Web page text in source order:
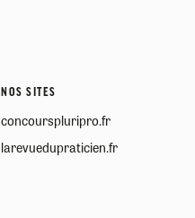
NOS SITES
concourspluripro.fr
larevuedupraticien.fr